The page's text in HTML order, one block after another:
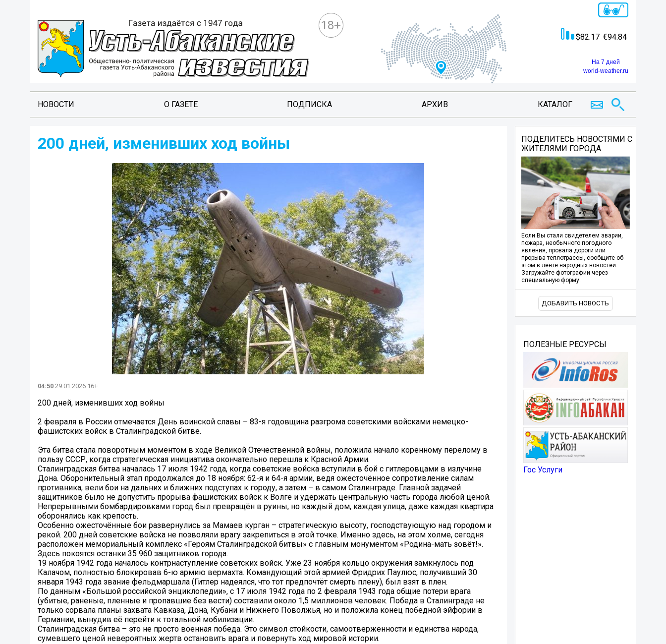
18+
82.17 94.84
На 7 дней
world-weather.ru
НОВОСТИ О ГАЗЕТЕ ПОДПИСКА АРХИВ КАТАЛОГ
200 дней, изменивших ход войны
04:50 29.01.2026 16+
200 дней, изменивших ход войны
2 февраля в России отмечается День воинской славы – 83-я годовщина разгрома советскими войсками немецко-
фашистских войск в Сталинградской битве.
Эта битва стала поворотным моментом в ходе Великой Отечественной войны, положила начало коренному перелому в
пользу СССР, когда стратегическая инициатива окончательно перешла к Красной Армии.
Сталинградская битва началась 17 июля 1942 года, когда советские войска вступили в бой с гитлеровцами в излучине
Дона. Оборонительный этап продолжался до 18 ноября: 62-я и 64-я армии, ведя ожесточённое сопротивление силам
противника, вели бои на дальних и ближних подступах к городу, а затем – в самом Сталинграде. Главной задачей
защитников было не допустить прорыва фашистских войск к Волге и удержать центральную часть города любой ценой.
Непрерывными бомбардировками город был превращён в руины, но каждый дом, каждая улица, даже каждая квартира
оборонялись как крепость.
Особенно ожесточённые бои развернулись за Мамаев курган – стратегическую высоту, господствующую над городом и
рекой. 200 дней советские войска не позволяли врагу закрепиться в этой точке. Именно здесь, на этом холме, сегодня
расположен мемориальный комплекс «Героям Сталинградской битвы» с главным монументом «Родина-мать зовёт!».
Здесь покоятся останки 35 960 защитников города.
19 ноября 1942 года началось контрнаступление советских войск. Уже 23 ноября кольцо окружения замкнулось под
Калачом, полностью блокировав 6-ю армию вермахта. Командующий этой армией Фридрих Паулюс, получивший 30
января 1943 года звание фельдмаршала (Гитлер надеялся, что тот предпочтёт смерть плену), был взят в плен.
По данным «Большой российской энциклопедии», с 17 июля 1942 года по 2 февраля 1943 года общие потери врага
(убитые, раненые, пленные и пропавшие без вести) составили около 1,5 миллионов человек. Победа в Сталинграде не
только сорвала планы захвата Кавказа, Дона, Кубани и Нижнего Поволжья, но и положила конец победной эйфории в
Германии, вынудив её перейти к тотальной мобилизации.
Сталинградская битва – это не просто военная победа. Это символ стойкости, самоотверженности и единства народа,
сумевшего ценой невероятных жертв остановить врага и повернуть ход мировой истории.
ПОДЕЛИТЕСЬ НОВОСТЯМИ С
ЖИТЕЛЯМИ ГОРОДА
Если Вы стали свидетелем аварии,
пожара, необычного погодного
явления, провала дороги или
прорыва теплотрассы, сообщите об
этом в ленте народных новостей.
Загружайте фотографии через
специальную форму.
ДОБАВИТЬ НОВОСТЬ
ПОЛЕЗНЫЕ РЕСУРСЫ
Гос Услуги